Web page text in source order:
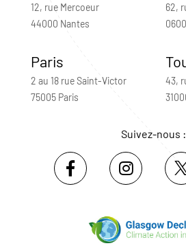
12, rue Mercoeur
44000 Nantes
62,
Paris
2 au 18 rue Saint-Victor
75005 Paris
43,
Suivez-nous :